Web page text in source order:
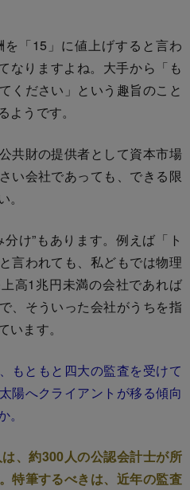
「15」に値上げすると言わ
なりますよね。大手から「も
ください」という趣旨のこと
うです。
共財の提供者として資本市場
い会社であっても、できる限
け”もあります。例えば「ト
言われても、私どもでは物理
高1兆円未満の会社であれば
、そういった会社がうちを指
ます。
ともと四大の監査を受けて
陽へクライアントが移る傾向
、約300人の公認会計士が所
特筆するべきは、近年の監査